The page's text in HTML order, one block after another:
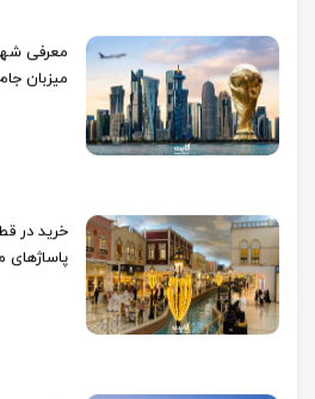
میزبان جام‌
خرید در
پاساژهای